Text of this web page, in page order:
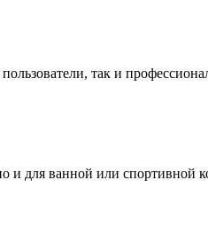
так и
и для ванной или спортивной